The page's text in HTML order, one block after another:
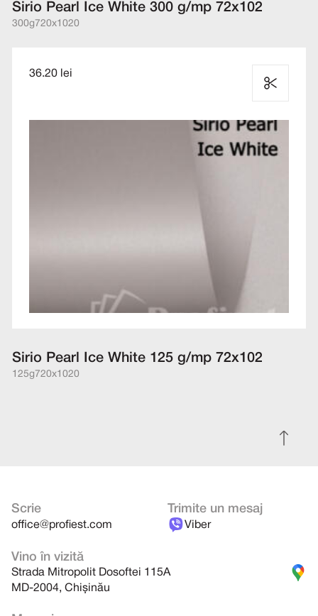
Sirio Pearl Ice White 300 g/mp 72x102
300g720x1020
36.20 lei
Sirio Pearl Ice White 125 g/mp 72x102
125g720x1020
Scrie
office@profiest.com
Trimite un mesaj
Viber
Vino în vizită
Strada Mitropolit Dosoftei 115A
MD-2004, Chișinău